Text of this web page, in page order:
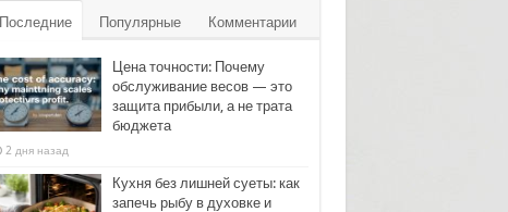
Последние Популярные Комментарии
Цена точности: Почему
обслуживание весов — это
защита прибыли, а не трата
бюджета
2 дня назад
Кухня без лишней суеты: как
запечь рыбу в духовке и